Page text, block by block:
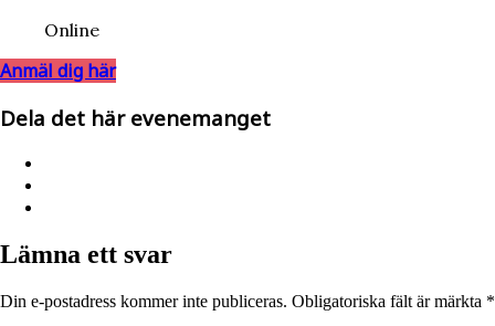
Online
Anmäl dig här
Dela det här evenemanget
Lämna ett svar
Din e-postadress kommer inte publiceras. Obligatoriska fält är märkta *